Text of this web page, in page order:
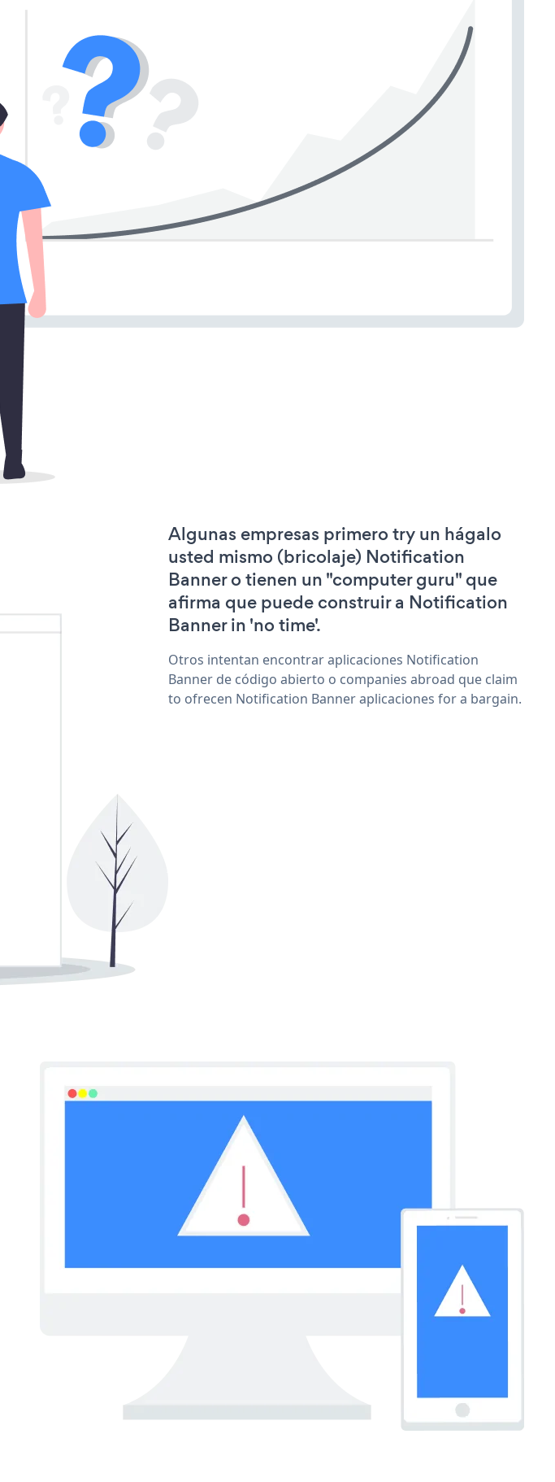
Algunas empresas primero try un hágalo
usted mismo (bricolaje) Notification
Banner o tienen un "computer guru" que
afirma que puede construir a Notification
Banner in 'no time'.
Otros intentan encontrar aplicaciones Notification
Banner de código abierto o companies abroad que claim
to ofrecen Notification Banner aplicaciones for a bargain.